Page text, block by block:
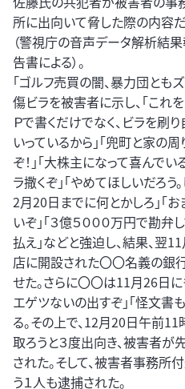
所に出向いて脅した際の内容だ
（警視庁の音声データ解析結
告書による）。
「ゴルフ売買の闇、暴力団とも
傷ビラを被害者に示し、「これを
Ｐで書くだけでなく、ビラを刷
いっているから」「兜町と家の周
ぞ！」「大株主になって喜んで
ラ撒くぞ」「やめてほしいだろう。
2月20日までに何とかしろ」「
いぞ」「３億５０００万円で勘弁
払え」などと強迫し、結果、翌
店に開設された〇〇名義の銀
せた。さらに〇〇は11月26日に
エゲツないの出すぞ」「怪文書
る。その上で、12月20日午前11
取ろうと３度出向き、被害者
された。そして、被害者事務所
う１人も逮捕された。